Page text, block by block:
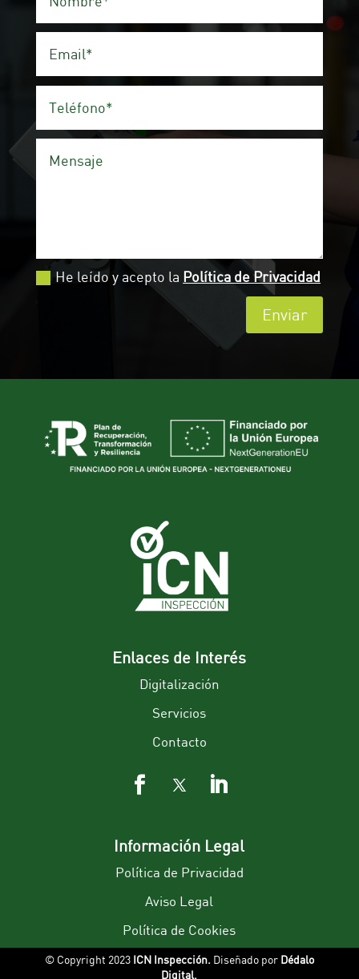
He leído y acepto la Política de Privacidad
Enviar
Enlaces de Interés
Digitalización
Servicios
Contacto
Información Legal
Política de Privacidad
Aviso Legal
Política de Cookies
© Copyright 2023 ICN Inspección. Diseñado por Dédalo
Digital.